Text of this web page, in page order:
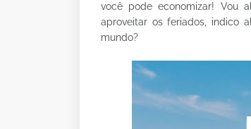
você pode economizar! Vou
aproveitar os feriados, indico
mundo?